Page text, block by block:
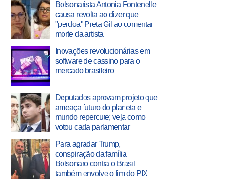
Bolsonarista Antonia Fontenelle
causa revolta ao dizer que
"perdoa" Preta Gil ao comentar
morte da artista
Inovações revolucionárias em
software de cassino para o
mercado brasileiro
Deputados aprovam projeto que
ameaça futuro do planeta e
mundo repercute; veja como
votou cada parlamentar
Para agradar Trump,
conspiração da família
Bolsonaro contra o Brasil
também envolve o fim do PIX